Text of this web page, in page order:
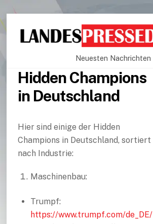
Neuesten Nachrichten
Hidden Champions
in Deutschland
Hier sind einige der Hidden
Champions in Deutschland, sortiert
nach Industrie:
Maschinenbau:
Trumpf:
https://www.trumpf.com/de_DE/